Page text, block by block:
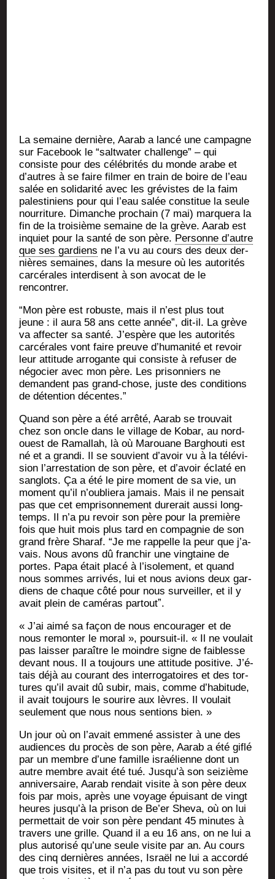
La semaine der­nière, Aarab a lan­cé une cam­pagne
sur Face­book le “salt­wa­ter chal­lenge” – qui
consiste pour des célé­bri­tés du monde arabe et
d’autres à se faire fil­mer en train de boire de l’eau
salée en soli­da­ri­té avec les gré­vistes de la faim
pales­ti­niens pour qui l’eau salée consti­tue la seule
nour­ri­ture. Dimanche pro­chain (7 mai) mar­que­ra la
fin de la troi­sième semaine de la grève. Aarab est
inquiet pour la san­té de son père. Per­sonne d’autre
que ses gar­diens ne l’a vu au cours des deux der­
nières semaines, dans la mesure où les auto­ri­tés
car­cé­rales inter­disent à son avo­cat de le
rencontrer.
“Mon père est robuste, mais il n’est plus tout
jeune : il aura 58 ans cette année”, dit-il. La grève
va affec­ter sa san­té. J’es­père que les auto­ri­tés
car­cé­rales vont faire preuve d’hu­ma­ni­té et revoir
leur atti­tude arro­gante qui consiste à refu­ser de
négo­cier avec mon père. Les pri­son­niers ne
demandent pas grand-chose, juste des condi­tions
de déten­tion décentes.”
Quand son père a été arrê­té, Aarab se trou­vait
chez son oncle dans le vil­lage de Kobar, au nord-
ouest de Ramal­lah, là où Marouane Bar­ghou­ti est
né et a gran­di. Il se sou­vient d’a­voir vu à la télé­vi­
sion l’ar­res­ta­tion de son père, et d’a­voir écla­té en
san­glots. Ça a été le pire moment de sa vie, un
moment qu’il n’ou­blie­ra jamais. Mais il ne pen­sait
pas que cet empri­son­ne­ment dure­rait aus­si long­
temps. Il n’a pu revoir son père pour la pre­mière
fois que huit mois plus tard en com­pa­gnie de son
grand frère Sha­raf. “Je me rap­pelle la peur que j’a­
vais. Nous avons dû fran­chir une ving­taine de
portes. Papa était pla­cé à l’i­so­le­ment, et quand
nous sommes arri­vés, lui et nous avions deux gar­
diens de chaque côté pour nous sur­veiller, et il y
avait plein de camé­ras partoutˮ.
« J’ai aimé sa façon de nous encou­ra­ger et de
nous remon­ter le moral », pour­suit-il. « Il ne vou­lait
pas lais­ser paraître le moindre signe de fai­blesse
devant nous. Il a tou­jours une atti­tude posi­tive. J’é­
tais déjà au cou­rant des inter­ro­ga­toires et des tor­
tures qu’il avait dû subir, mais, comme d’ha­bi­tude,
il avait tou­jours le sou­rire aux lèvres. Il vou­lait
seule­ment que nous nous sen­tions bien. »
Un jour où on l’a­vait emme­né assis­ter à une des
audiences du pro­cès de son père, Aarab a été giflé
par un membre d’une famille israé­lienne dont un
autre membre avait été tué. Jus­qu’à son sei­zième
anni­ver­saire, Aarab ren­dait visite à son père deux
fois par mois, après une voyage épui­sant de vingt
heures jus­qu’à la pri­son de Be’er She­va, où on lui
per­met­tait de voir son père pen­dant 45 minutes à
tra­vers une grille. Quand il a eu 16 ans, on ne lui a
plus auto­ri­sé qu’une seule visite par an. Au cours
des cinq der­nières années, Israël ne lui a accor­dé
que trois visites, et il n’a pas du tout vu son père